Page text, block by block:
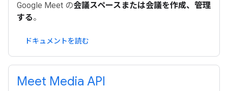
Google Meet の会議スペースまたは会議を作成、管理
する。
ドキュメントを読む
Meet Media API